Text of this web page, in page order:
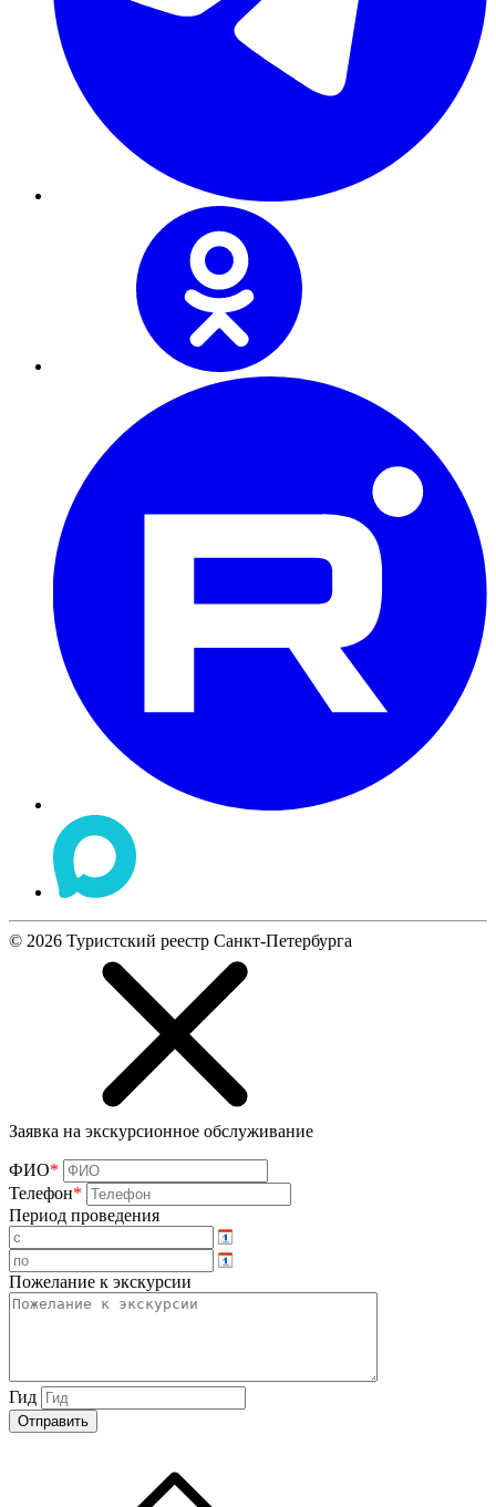
© 2026 Туристский реестр Санкт-Петербурга
Заявка на экскурсионное обслуживание
ФИО*
Телефон*
Период проведения
Пожелание к экскурсии
Гид